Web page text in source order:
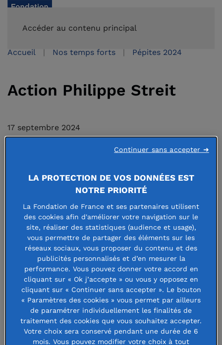
Accéder au contenu principal
Accueil Nos temps forts Pépites 2024
Action Philippe Streit
17 septembre 2024
Action Philippe Streit : un lieu d’accueil, de vie et de
(Anteuil)
Dans les territoires ruraux, l’inclusion et l’insertion
professionnelle des travailleurs en situation de
handicap se heurtent à de nombreux obstacles.
Créée en 2019 dans le Doubs, l’Association Philippe
Streit (APS) propose une solution innovante :elle
met ses locaux à la disposition d’entreprises
engagées en faveur des travailleurs porteurs de
LA PROTECTION DE VOS DONNÉES EST
NOTRE PRIORITÉ
La Fondation de France et ses partenaires utilisent
des cookies afin d'améliorer votre navigation sur le
site, réaliser des statistiques (audience et usage),
vous permettre de partager des éléments sur les
réseaux sociaux, vous proposer du contenu et des
publicités personnalisés et d’en mesurer la
performance. Vous pouvez donner votre accord en
cliquant sur « Ok j’accepte » ou vous y opposez en
cliquant sur « Continuer sans accepter ». Le bouton
« Paramètres des cookies » vous permet par ailleurs
de paramétrer individuellement les finalités de
traitement des cookies que vous souhaitez accepter.
Votre choix sera conservé pendant une durée de 6
mois. Vous pouvez modifier votre choix à tout
Continuer sans accepter ➜